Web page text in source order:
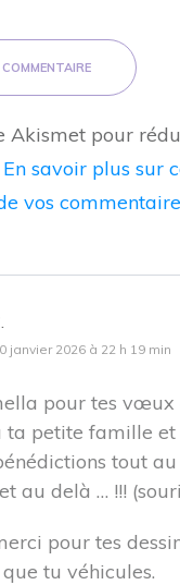
Akismet pour
En savoir plus sur
vos
janvier 2026 à 22 h 19 min
pour tes vœux
ta petite famille et
tout
au delà … !!!
pour tes
tu véhicules.